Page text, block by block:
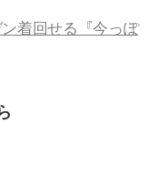
着回せる『今っぽ